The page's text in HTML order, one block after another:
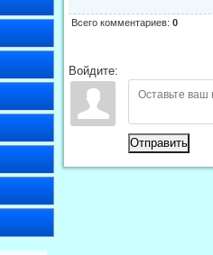
Всего комментариев: 0
Войдите:
Отправить